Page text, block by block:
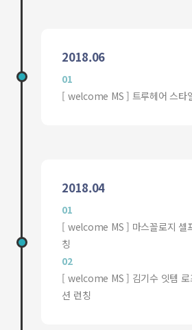
2018.06
01
[ welcome MS ] 트루헤어 스타
2018.04
01
[ welcome MS ] 마스꼴로지 셀
칭
02
[ welcome MS ] 김기수 잇템 로
션 런칭